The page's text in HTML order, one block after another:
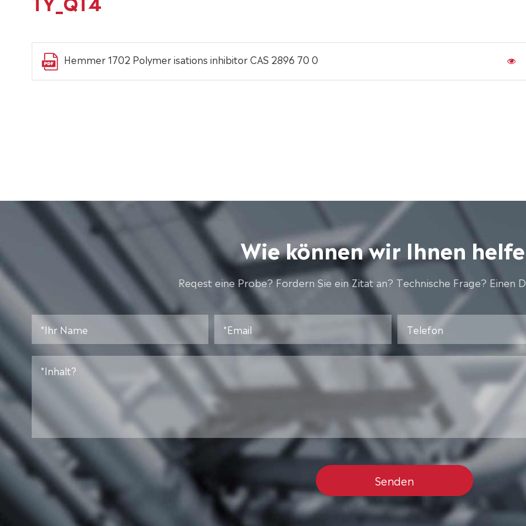
Hemmer 1702 Polymer isations inhibitor CAS 2896 70 0
Wie können wir Ihnen
Reqest eine Probe? Fordern Sie ein Zitat an? Technische Frage? Einen
Senden